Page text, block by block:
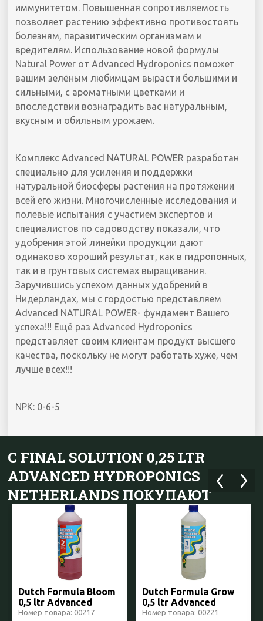
иммунитетом. Повышенная сопротивляемость
позволяет растению эффективно противостоять
болезням, паразитическим организмам и
вредителям. Использование новой формулы
Natural Power от Advanced Hydroponics поможет
вашим зелёным любимцам вырасти большими и
сильными, с ароматными цветками и
впоследствии вознаградить вас натуральным,
вкусным и обильным урожаем.
Комплекс Advanced NATURAL POWER разработан
специально для усиления и поддержки
натуральной биосферы растения на протяжении
всей его жизни. Многочисленные исследования и
полевые испытания с участием экспертов и
специалистов по садоводству показали, что
удобрения этой линейки продукции дают
одинаково хороший результат, как в гидропонных,
так и в грунтовых системах выращивания.
Заручившись успехом данных удобрений в
Нидерландах, мы с гордостью представляем
Advanced NATURAL POWER- фундамент Вашего
успеха!!! Ещё раз Advanced Hydroponics
представляет своим клиентам продукт высшего
качества, поскольку не могут работать хуже, чем
лучше всех!!!
NPK: 0-6-5
С FINAL SOLUTION 0,25 LTR
ADVANCED HYDROPONICS
NETHERLANDS ПОКУПАЮТ
Dutch Formula Bloom
0,5 ltr Advanced
Hydroponics
Номер товара: 00217
Dutch Formula Grow
0,5 ltr Advanced
Hydroponics
Номер товара: 00221